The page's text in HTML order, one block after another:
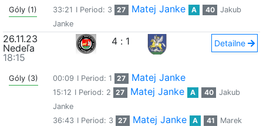
Góly (1) 33:21 I Period: 3 27 Matej Janke A 40
Jakub
Janke
26.11.23
Nedeľa
18:15
4 : 1 Detailne
Góly (3) 00:09 I Period: 1 27 Matej Janke
15:12 I Period: 2 27 Matej Janke A 40
Jakub
Janke
36:43 I Period: 3 27 Matej Janke A 41
Marek